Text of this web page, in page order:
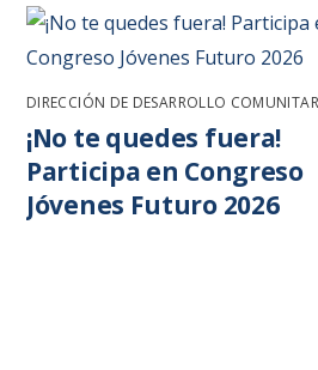
DIRECCIÓN DE DESARROLLO
¡No te quedes fuera!
Participa en Congreso
Jóvenes Futuro 2026